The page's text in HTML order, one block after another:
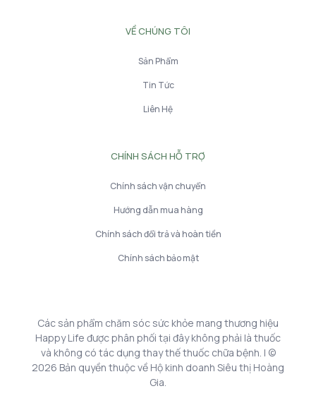
VỀ CHÚNG TÔI
Sản Phẩm
Tin Tức
Liên Hệ
CHÍNH SÁCH HỖ TRỢ
Chính sách vận chuyển
Hướng dẫn mua hàng
Chính sách đổi trả và hoàn tiền
Chính sách bảo mật
Các sản phẩm chăm sóc sức khỏe mang thương hiệu
Happy Life được phân phối tại đây không phải là thuốc
và không có tác dụng thay thế thuốc chữa bệnh. | ©
2026 Bản quyền thuộc về Hộ kinh doanh Siêu thị Hoàng
Gia.